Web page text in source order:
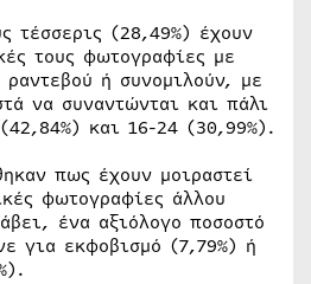
τέσσερις (28,49%) έχουν
τους φωτογραφίες με
ή συνομιλούν, με
να συναντώνται και πάλι
και 16-24 (30,99%).
πως έχουν μοιραστεί
φωτογραφίες άλλου
ένα αξιόλογο ποσοστό
για εκφοβισμό (7,79%) ή